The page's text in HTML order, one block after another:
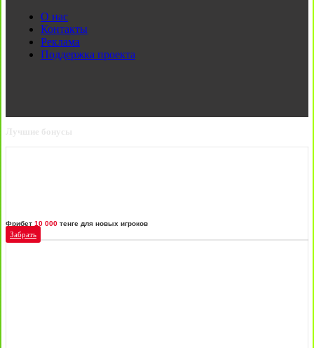
О нас
Контакты
Реклама
Поддержка проекта
Лучшие бонусы
Фрибет 10 000 тенге для новых игроков
Забрать